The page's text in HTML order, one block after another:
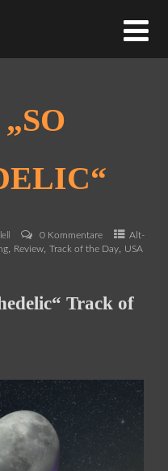
0 Kommentare
Alt-
, Review, Track of the Day, USA
Track of